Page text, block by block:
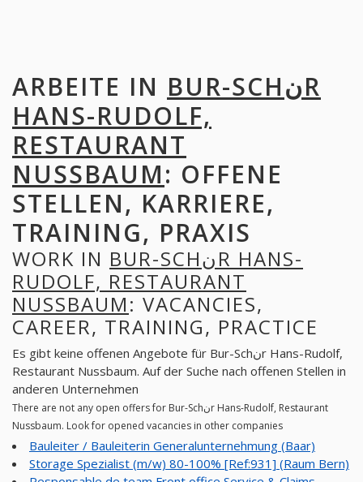
ARBEITE IN BUR-SCHنR
HANS-RUDOLF,
RESTAURANT
NUSSBAUM: OFFENE
STELLEN, KARRIERE,
TRAINING, PRAXIS
WORK IN BUR-SCHنR HANS-
RUDOLF, RESTAURANT
NUSSBAUM: VACANCIES,
CAREER, TRAINING, PRACTICE
Es gibt keine offenen Angebote für Bur-Schنr Hans-Rudolf,
Restaurant Nussbaum. Auf der Suche nach offenen Stellen in
anderen Unternehmen
There are not any open offers for Bur-Schنr Hans-Rudolf, Restaurant
Nussbaum. Look for opened vacancies in other companies
Bauleiter / Bauleiterin Generalunternehmung (Baar)
Storage Spezialist (m/w) 80-100% [Ref:931] (Raum Bern)